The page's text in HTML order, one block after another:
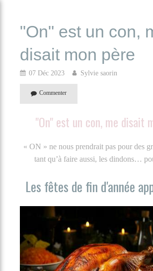
"On" est un con,
disait mon père
07 Déc 2023 Sylvie saorin
Commenter
"On" est un con, me disait
« ON » ne nous prendrait pas pour des
tant qu’à faire aussi, les dindons…
Les fêtes de fin d'année